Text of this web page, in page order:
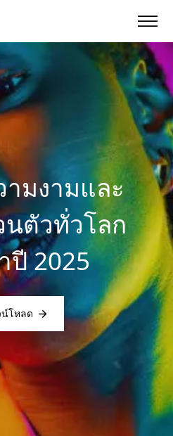
มงามและ
ตัวทั่วโลก
ปี 2025
น์โหลด